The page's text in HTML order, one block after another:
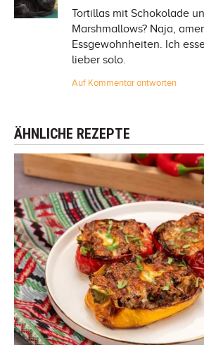
Tortillas mit Schokolade
Marshmallows? Naja,
Essgewohnheiten. Ich
lieber solo.
Auf Kommentar antworten
ÄHNLICHE REZEPTE